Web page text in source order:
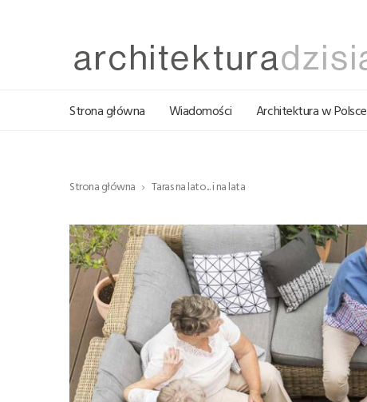
Strona główna Wiadomości Architektura w Polsce
Strona główna Taras na lato... i na lata